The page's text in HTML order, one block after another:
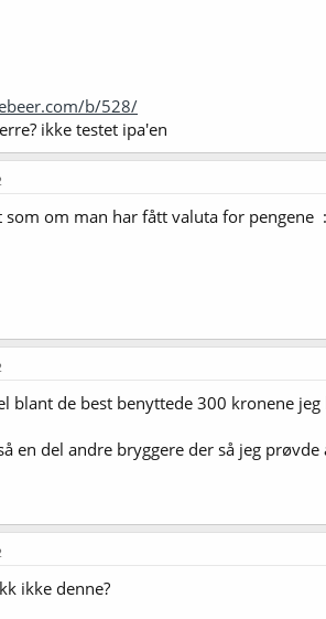
b/528/
ikke testet ipa'en
som om man har fått valuta for pengene
blant de best benyttede 300 kronene
en del andre bryggere der så jeg
ikke denne?